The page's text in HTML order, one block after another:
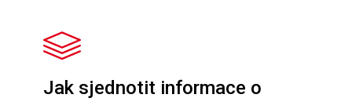
Jak sjednotit informace o